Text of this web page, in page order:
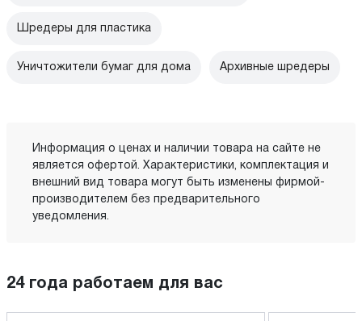
Шредеры для пластика
Уничтожители бумаг для дома Архивные шредеры
Информация о ценах и наличии товара на сайте не
является офертой. Характеристики, комплектация и
внешний вид товара могут быть изменены фирмой-
производителем без предварительного
уведомления.
24 года работаем для вас